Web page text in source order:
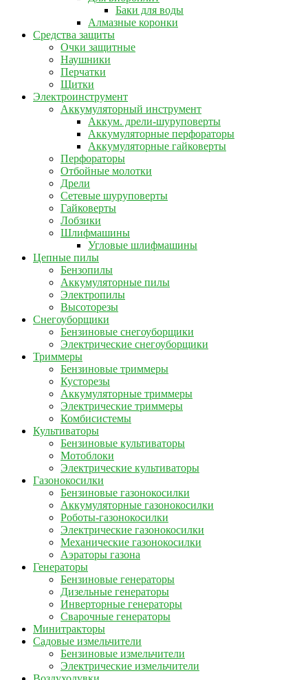
Баки для воды
Алмазные коронки
Средства защиты
Очки защитные
Наушники
Перчатки
Щитки
Электроинструмент
Аккумуляторный инструмент
Аккум. дрели-шуруповерты
Аккумуляторные перфораторы
Аккумуляторные гайковерты
Перфораторы
Отбойные молотки
Дрели
Сетевые шуруповерты
Гайковерты
Лобзики
Шлифмашины
Угловые шлифмашины
Цепные пилы
Бензопилы
Аккумуляторные пилы
Электропилы
Высоторезы
Снегоуборщики
Бензиновые снегоуборщики
Электрические снегоуборщики
Триммеры
Бензиновые триммеры
Кусторезы
Аккумуляторные триммеры
Электрические триммеры
Комбисистемы
Культиваторы
Бензиновые культиваторы
Мотоблоки
Электрические культиваторы
Газонокосилки
Бензиновые газонокосилки
Аккумуляторные газонокосилки
Роботы-газонокосилки
Электрические газонокосилки
Механические газонокосилки
Аэраторы газона
Генераторы
Бензиновые генераторы
Дизельные генераторы
Инверторные генераторы
Сварочные генераторы
Минитракторы
Садовые измельчители
Бензиновые измельчители
Электрические измельчители